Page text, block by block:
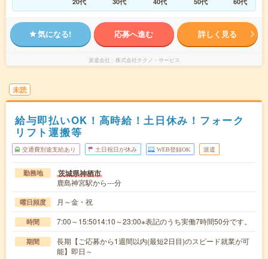
気になる! 応募へ進む 詳しく見る
派遣会社 株式会社テクノ・サービス
未読
給与即払いOK！高時給！土日休み！フォーク
リフト運搬等
交通費別途支給あり 土日祝日が休み WEB登録OK 派遣
勤務地 茨城県神栖市
鹿島神宮駅から---分
曜日頻度 月～金・祝
時間 7:00～15:5014:10～23:00※表記のうち実働7時間50分です。
期間
長期【ご応募から1週間以内(最短2日目)のスピード就業が可
能】即日～